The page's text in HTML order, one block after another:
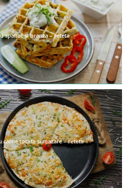
spanac si branza – reteta
carne tocata si mazare – reteta